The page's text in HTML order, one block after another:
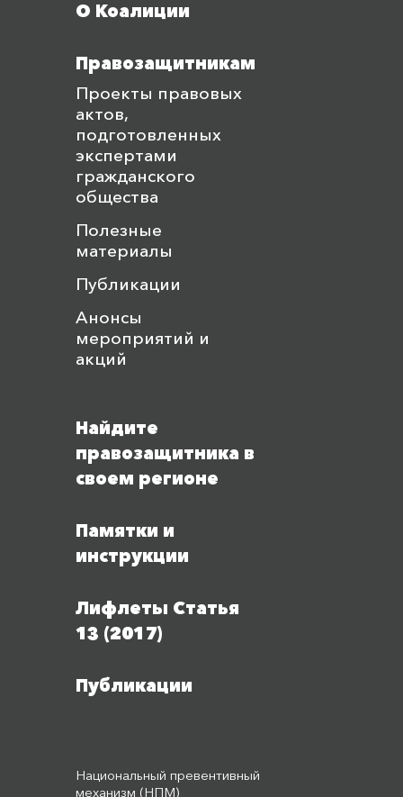
О Коалиции
Правозащитникам
Проекты правовых
актов,
подготовленных
экспертами
гражданского
общества
Полезные
материалы
Публикации
Анонсы
мероприятий и
акций
Найдите
правозащитника в
своем регионе
Памятки и
инструкции
Лифлеты Статья
13 (2017)
Публикации
Национальный превентивный
механизм (НПМ)